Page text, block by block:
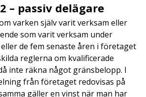
– passiv delägare
varken själv varit verksam eller
som varit verksam under
de fem senaste åren i företaget
reglerna om kvalificerade
inte räkna något gränsbelopp. I
från företaget redovisas på
gäller en vinst när man har